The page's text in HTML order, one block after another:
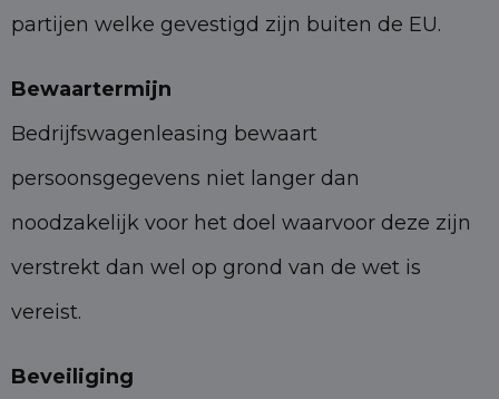
partijen welke gevestigd zijn buiten de EU.
Bewaartermijn
Bedrijfswagenleasing bewaart
persoonsgegevens niet langer dan
noodzakelijk voor het doel waarvoor deze zijn
verstrekt dan wel op grond van de wet is
vereist.
Beveiliging